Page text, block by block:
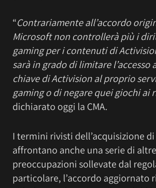
“Contrariamente all’accordo
Microsoft non controllerà più i
gaming per i contenuti di
sarà in grado di limitare
chiave di Activision al proprio
gaming o di negare quei giochi ai
dichiarato oggi la CMA.
I termini rivisti dell’acquisizione
affrontano anche una serie di altre
preoccupazioni sollevate dal
particolare, l’accordo aggiornato